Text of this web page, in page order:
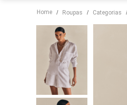
Home roupas categorias
3º
calça
blusa
tricot
camisa
7º
saia
8º
couro